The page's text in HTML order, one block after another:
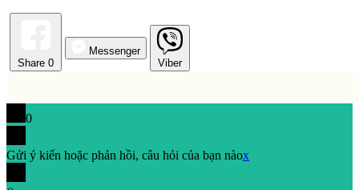
Share 0
Messenger
Viber
0
Gửi ý kiến hoặc phản hồi, câu hỏi của bạn nàox